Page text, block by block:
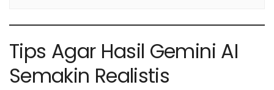
Tips Agar Hasil Gemini AI
Semakin Realistis